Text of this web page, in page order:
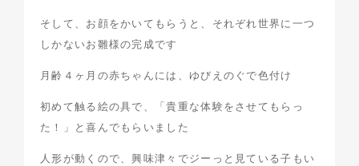
そして、お顔をかいてもらうと、それぞれ世界に一つ
しかないお雛様の完成です
月齢４ヶ月の赤ちゃんには、ゆびえのぐで色付け
初めて触る絵の具で、「貴重な体験をさせてもらっ
た！」と喜んでもらいました
人形が動くので、興味津々でジーっと見ている子もい